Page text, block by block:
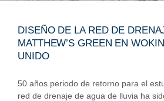
DISEÑO DE LA RED DE
MATTHEW’S GREEN EN
UNIDO
50 años periodo de retorno para el
red de drenaje de agua de lluvia ha